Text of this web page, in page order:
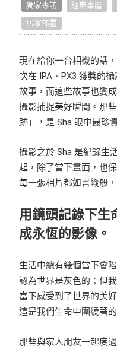
點點開箱
好作品推薦
生活提案
照片怎麼拍
編輯小技巧
好書店專訪
獨家專訪 經典桌曆
居家佈置
現在給你一台相機的話
次在 IPA、PX3 獲獎的
故事，而這些故事也變
攝影捕捉美好瞬間。那
跡」，是 Sha 眼中最珍
攝影之於 Sha 是紀錄生
起，除了當下畫面，也
每一張相片都如書籤般
用鏡頭記錄下生
成永恆的影像。
生活中總有幾個當下會
認為世界是灰色的；但
當下感受到了世界的美
這是我們生命中圍繞著
那些與家人朋友一起度